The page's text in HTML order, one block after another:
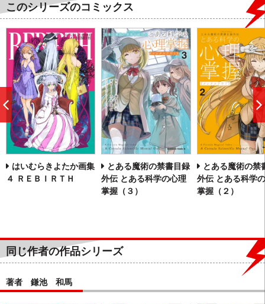
このシリーズのコミックス
はいむらきよたか画集
４ ＲＥＢＩＲＴＨ
とある魔術の禁書目録
外伝 とある科学の心理
掌握（３）
とある魔術の禁
外伝 とある科学
掌握（２）
前
へ
同じ作者の作品シリーズ
著者 鎌池 和馬